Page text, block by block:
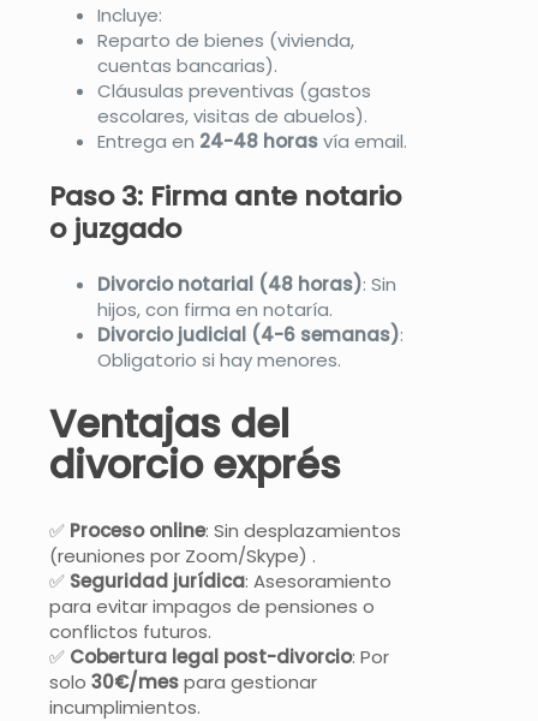
Incluye:
Reparto de bienes (vivienda,
cuentas bancarias).
Cláusulas preventivas (gastos
escolares, visitas de abuelos).
Entrega en 24-48 horasvía email.
Paso 3: Firma ante notario
o juzgado
Divorcio notarial (48 horas): Sin
hijos, con firma en notaría.
Divorcio judicial (4-6 semanas):
Obligatorio si hay menores.
Ventajas del
divorcio exprés
✅ Proceso online: Sin desplazamientos
(reuniones por Zoom/Skype) .
✅ Seguridad jurídica: Asesoramiento
para evitar impagos de pensiones o
conflictos futuros.
✅ Cobertura legal post-divorcio: Por
solo 30€/mespara gestionar
incumplimientos.